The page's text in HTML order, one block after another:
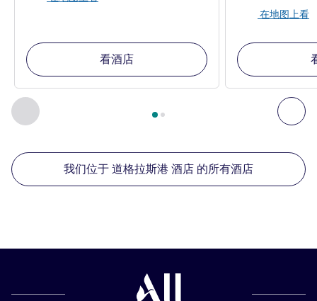
上一个 - 我们在附近的其他酒店 下
第 1页，共 , 我们在附近的其他酒店 1 :, 我们在附近的
看酒店
在地图上看
我们位于 道格拉斯港 酒店 的所有酒店